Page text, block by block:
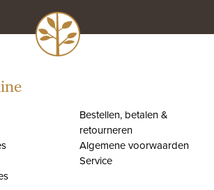
Bestellen, betalen &
retourneren
Algemene voorwaarden
Service